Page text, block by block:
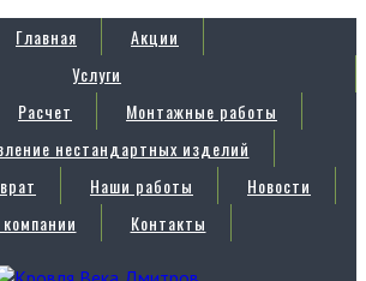
Главная
Акции
Услуги
Расчет
Монтажные работы
нестандартных изделий
Наши работы
Новости
Контакты